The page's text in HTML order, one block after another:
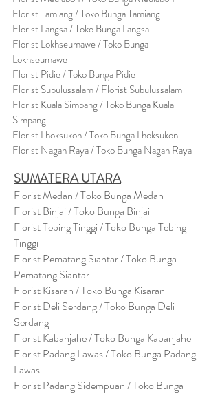
Florist Tamiang / Toko Bunga Tamiang
Florist Langsa / Toko Bunga Langsa
Florist Lokhseumawe / Toko Bunga
Lokhseumawe
Florist Pidie / Toko Bunga Pidie
Florist Subulussalam / Florist Subulussalam
Florist Kuala Simpang / Toko Bunga Kuala
Simpang
Florist Lhoksukon / Toko Bunga Lhoksukon
Florist Nagan Raya / Toko Bunga Nagan Raya
SUMATERA UTARA
Florist Medan / Toko Bunga Medan
Florist Binjai / Toko Bunga Binjai
Florist Tebing Tinggi / Toko Bunga Tebing
Tinggi
Florist Pematang Siantar / Toko Bunga
Pematang Siantar
Florist Kisaran / Toko Bunga Kisaran
Florist Deli Serdang / Toko Bunga Deli
Serdang
Florist Kabanjahe / Toko Bunga Kabanjahe
Florist Padang Lawas / Toko Bunga Padang
Lawas
Florist Padang Sidempuan / Toko Bunga